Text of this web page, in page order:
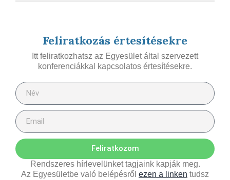
Feliratkozás értesítésekre
Itt feliratkozhatsz az Egyesület által szervezett
konferenciákkal kapcsolatos értesítésekre.
Feliratkozom
Rendszeres hírlevelünket tagjaink kapják meg.
Az Egyesületbe való belépésről ezen a linken tudsz